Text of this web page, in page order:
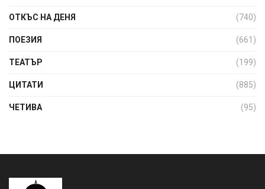
ОТКЪС НА ДЕНЯ (740)
ПОЕЗИЯ (661)
ТЕАТЪР (199)
ЦИТАТИ (885)
ЧЕТИВА (95)